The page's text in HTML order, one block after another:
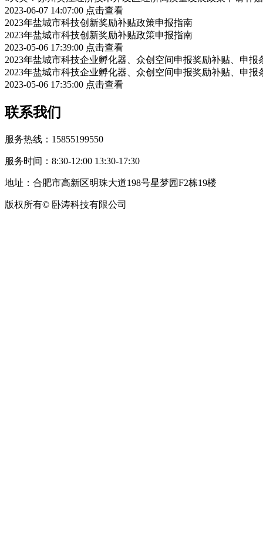
2023-06-07 14:07:00 点击查看
2023年盐城市科技创新奖励补贴政策申报指南
2023年盐城市科技创新奖励补贴政策申报指南
2023-05-06 17:39:00 点击查看
2023年盐城市科技企业孵化器、众创空间申报奖励补贴、申报
2023年盐城市科技企业孵化器、众创空间申报奖励补贴、申报
2023-05-06 17:35:00 点击查看
联系我们
服务热线：15855199550
服务时间：8:30-12:00 13:30-17:30
地址：合肥市高新区明珠大道198号星梦园F2栋19楼
版权所有© 卧涛科技有限公司